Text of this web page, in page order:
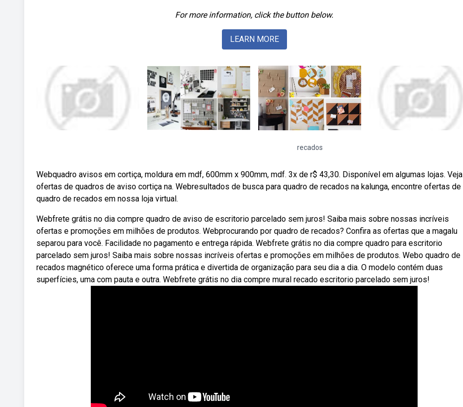
For more information, click the button below.
LEARN MORE
recados
Webquadro avisos em cortiça, moldura em mdf, 600mm x 900mm, mdf. 3x de r$ 43,30. Disponível em algumas lojas. Veja
ofertas de quadros de aviso cortiça na. Webresultados de busca para quadro de recados na kalunga, encontre ofertas de
quadro de recados em nossa loja virtual.
Webfrete grátis no dia compre quadro de aviso de escritorio parcelado sem juros! Saiba mais sobre nossas incríveis
ofertas e promoções em milhões de produtos. Webprocurando por quadro de recados? Confira as ofertas que a magalu
separou para você. Facilidade no pagamento e entrega rápida. Webfrete grátis no dia compre quadro para escritorio
parcelado sem juros! Saiba mais sobre nossas incríveis ofertas e promoções em milhões de produtos. Webo quadro de
recados magnético oferece uma forma prática e divertida de organização para seu dia a dia. O modelo contém duas
superfícies, uma com pauta e outra. Webfrete grátis no dia compre mural recado escritorio parcelado sem juros!